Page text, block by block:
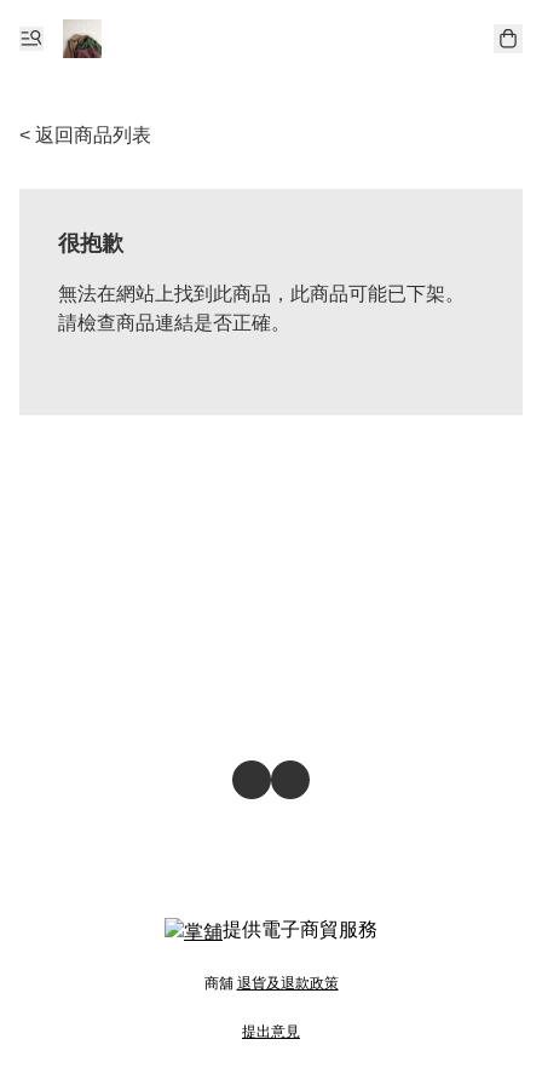
< 返回商品列表
很抱歉
無法在網站上找到此商品，此商品可能已下架。
請檢查商品連結是否正確。
提供電子商貿服務
商舖 退貨及退款政策
提出意見